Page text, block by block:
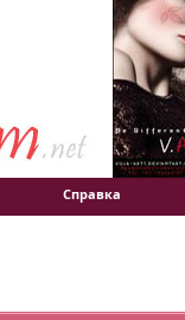
Справка